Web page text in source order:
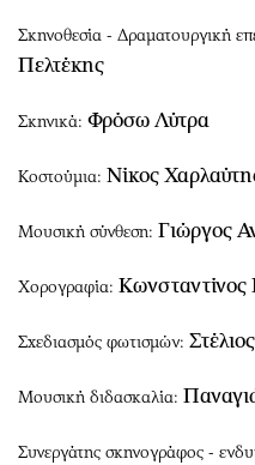
Σκηνοθεσία - Δραματουργική
Πελτέκης
Σκηνικά: Φρόσω Λύτρα
Κοστούμια: Νίκος
Μουσική σύνθεση: Γιώργος
Χορογραφία: Κωνσταντίνος
Σχεδιασμός φωτισμών:
Μουσική διδασκαλία:
Συνεργάτης σκηνογράφος -